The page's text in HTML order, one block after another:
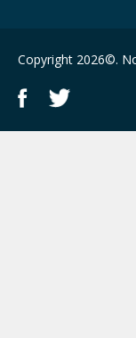
Copyright 2026©.